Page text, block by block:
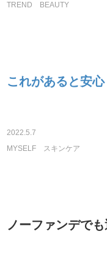
TREND
BEAUTY
これがあると安
2022.5.7
MYSELF
スキンケア
ノーファンデで